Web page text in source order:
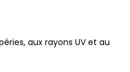
aux rayons UV et au